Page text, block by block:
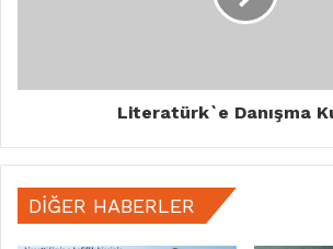
Literatürk`e Danışma
DIĞER HABERLER